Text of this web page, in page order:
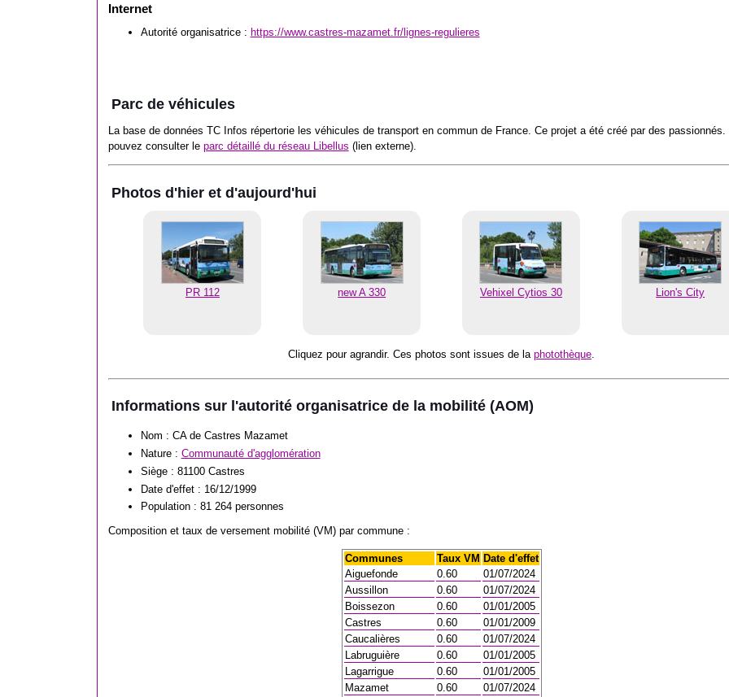
Internet
Autorité organisatrice : https://www.castres-mazamet.fr/lignes-regulieres
Parc de véhicules
La base de données TC Infos répertorie les véhicules de transport en commun de France. Ce projet a été créé par des passionnés.
pouvez consulter le parc détaillé du réseau Libellus (lien externe).
Photos d'hier et d'aujourd'hui
PR 112 new A 330 Vehixel Cytios 30 Lion's City
Cliquez pour agrandir. Ces photos sont issues de laphotothèque.
Informations sur l'autorité organisatrice de la mobilité (AOM)
Nom : CA de Castres Mazamet
Nature : Communauté d'agglomération
Siège : 81100 Castres
Date d'effet : 16/12/1999
Population : 81 264 personnes
Composition et taux de versement mobilité (VM) par commune :
Communes Taux VM Date d'effet
Aiguefonde
0.60
01/07/2024
Aussillon
0.60
01/07/2024
Boissezon
0.60
01/01/2005
Castres
0.60
01/01/2009
Caucalières
0.60
01/07/2024
Labruguière
0.60
01/01/2005
Lagarrigue
0.60
01/01/2005
Mazamet
0.60
01/07/2024